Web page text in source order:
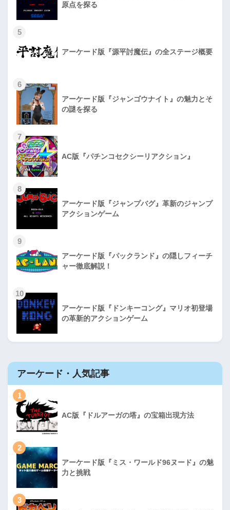
原点を探る
5
アーケード版『源平討魔伝』の全ステージ概要
6
アーケード版『ジャンゴウナイト』の魅力とそ
の謎を探る
7
AC版『パチンコセクシーリアクション』
8
アーケード版『ジャンプバグ』革新のジャンプ
アクションゲーム
9
アーケード版『パックランド』の隠しフィーチ
ャー徹底解説！
10
アーケード版『ドンキーコング』マリオ初登場
の革新的アクションゲーム
アーケード・人気記事
1
AC版『ドルアーガの塔』の宝箱出現方法
2
アーケード版『ミス・ワールド96ヌード』の魅
力と挑戦
3